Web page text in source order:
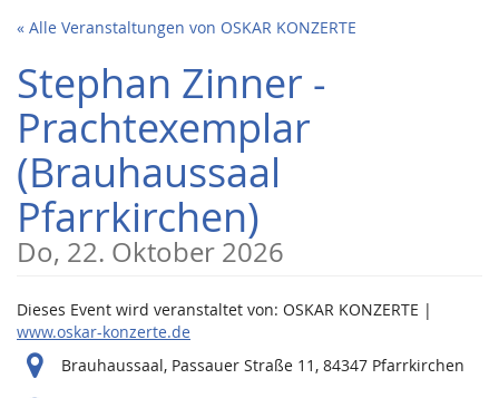
Zum
Inhalt
springen
« Alle Veranstaltungen von OSKAR KONZERTE
Stephan Zinner -
Prachtexemplar
(Brauhaussaal
Pfarrkirchen)
Do, 22. Oktober 2026
Dieses Event wird veranstaltet von: OSKAR KONZERTE |
www.oskar-konzerte.de
Brauhaussaal, Passauer Straße 11, 84347 Pfarrkirchen